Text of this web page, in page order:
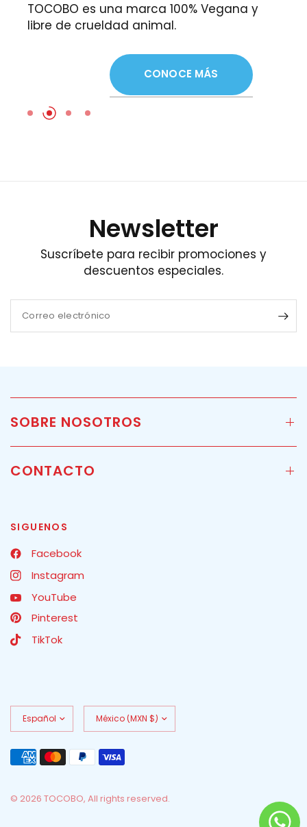
TOCOBO es una marca 100% Vegana y
libre de crueldad animal.
CONOCE MÁS
Newsletter
Suscríbete para recibir promociones y
descuentos especiales.
Correo electrónico
SOBRE NOSOTROS
CONTACTO
SIGUENOS
Facebook
Instagram
YouTube
Pinterest
TikTok
país/región
país/región
© 2026 TOCOBO, All rights reserved.